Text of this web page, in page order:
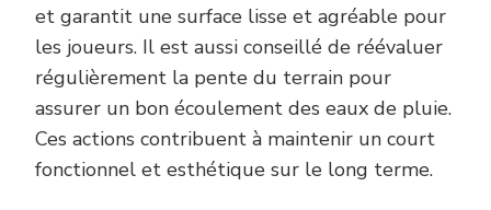
et garantit une surface lisse et agréable pour
les joueurs. Il est aussi conseillé de réévaluer
régulièrement la pente du terrain pour
assurer un bon écoulement des eaux de pluie.
Ces actions contribuent à maintenir un court
fonctionnel et esthétique sur le long terme.